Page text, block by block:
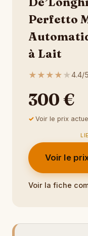
Perfetto
à Lait
★ ★ ★ ★ ★4.4/
300 €
Voir le prix
Voir le
Voir la fiche